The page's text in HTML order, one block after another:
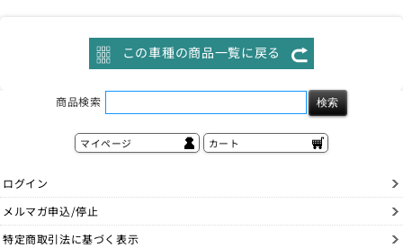
この車種の商品一覧に戻る
商品検索
マイページ カート
ログイン
メルマガ申込/停止
特定商取引法に基づく表示